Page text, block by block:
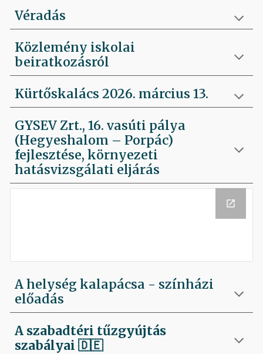
Véradás
Közlemény iskolai
beiratkozásról
Kürtőskalács 2026. március 13.
GYSEV Zrt., 16. vasúti pálya
(Hegyeshalom – Porpác)
fejlesztése, környezeti
hatásvizsgálati eljárás
A helység kalapácsa - színházi
előadás
A szabadtéri tűzgyújtás
szabályai🇩🇪